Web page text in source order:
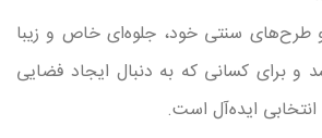
طرح‌های سنتی خود، جلوه‌ای خاص و زیبا
برای کسانی که به دنبال ایجاد فضایی
ایده‌آل است.